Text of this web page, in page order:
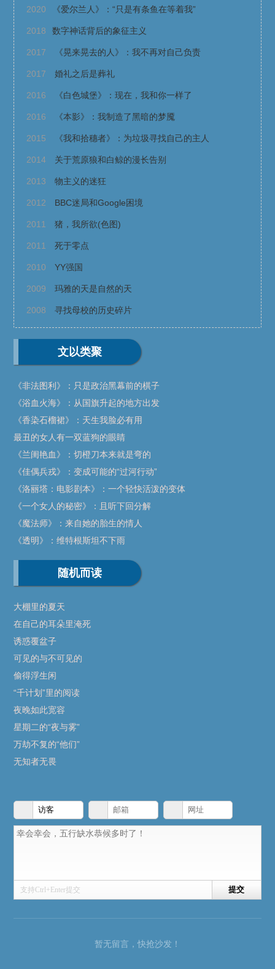
2020 《爱尔兰人》：“只是有条鱼在等着我”
2018 数字神话背后的象征主义
2017 《晃来晃去的人》：我不再对自己负责
2017 婚礼之后是葬礼
2016 《白色城堡》：现在，我和你一样了
2016 《本影》：我制造了黑暗的梦魇
2015 《我和拾穗者》：为垃圾寻找自己的主人
2014 关于荒原狼和白鲸的漫长告别
2013 物主义的迷狂
2012 BBC迷局和Google困境
2011 猪，我所欲(色图)
2011 死于零点
2010 YY强国
2009 玛雅的天是自然的天
2008 寻找母校的历史碎片
文以类聚
《非法图利》：只是政治黑幕前的棋子
《浴血火海》：从国旗升起的地方出发
《香染石榴裙》：天生我脸必有用
最丑的女人有一双蓝狗的眼睛
《兰闺艳血》：切橙刀本来就是弯的
《佳偶兵戎》：变成可能的“过河行动”
《洛丽塔：电影剧本》：一个轻快活泼的变体
《一个女人的秘密》：且听下回分解
《魔法师》：来自她的胎生的情人
《透明》：维特根斯坦不下雨
随机而读
大棚里的夏天
在自己的耳朵里淹死
诱惑覆盆子
可见的与不可见的
偷得浮生闲
“千计划”里的阅读
夜晚如此宽容
星期二的“夜与雾”
万劫不复的“他们”
无知者无畏
支持Ctrl+Enter提交
暂无留言，快抢沙发！